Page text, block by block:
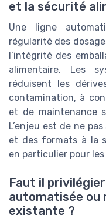
et la sécurité
Une ligne
régularité des
l’intégrité des
alimentaire. Les
réduisent les
contamination, à
et de maintenance
L’enjeu est de ne
et des formats à la
en particulier pour
Faut il
automatisée ou
existante ?